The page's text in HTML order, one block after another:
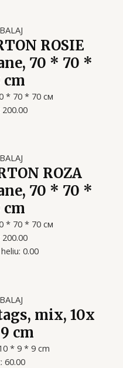
ROSIE
70 * 70 *
cm
* 70 * 70 см
ROZA
70 * 70 *
cm
* 70 * 70 см
0.00
mix, 10x
cm
* 9 * 9 cm
60.00